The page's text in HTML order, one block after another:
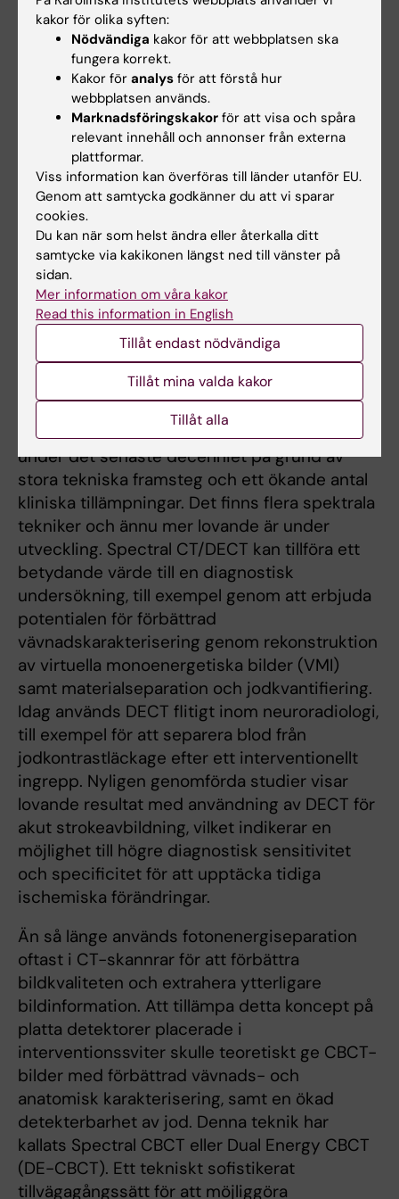
och rekonstruera den resulterande 3D-
volymen. Denna avbildningsteknik är känd
som Cone Beam CT (CBCT) och möjliggör
viktig diagnostisk information, vanligtvis i
samband med ett interventionsförfarande.
Oftast används CBCT för anatomisk
bedömning såsom benmorfologi och
karakterisering av jodkontrastförstärkta
blodkärl, peri- och postprocedurell
information såsom stent/graftplacering, samt
upptäckt av viktiga procedurrelaterade
komplikationer såsom blödning. På grund av
detektorbegränsningar saknar platta
detektorsystem för närvarande möjligheten till
detaljerad vävnadsdiskriminering med låg
kontrast, såsom karaktärisering av
mjukvävnad och hjärnvävnad. Bildtekniker för
att separera fotonenergi (spektral avbildning)
har vuxit fram och fått stor uppmärksamhet
under det senaste decenniet på grund av
stora tekniska framsteg och ett ökande antal
kliniska tillämpningar. Det finns flera spektrala
tekniker och ännu mer lovande är under
utveckling. Spectral CT/DECT kan tillföra ett
betydande värde till en diagnostisk
undersökning, till exempel genom att erbjuda
potentialen för förbättrad
vävnadskarakterisering genom rekonstruktion
av virtuella monoenergetiska bilder (VMI)
samt materialseparation och jodkvantifiering.
Idag används DECT flitigt inom neuroradiologi,
till exempel för att separera blod från
jodkontrastläckage efter ett interventionellt
ingrepp. Nyligen genomförda studier visar
lovande resultat med användning av DECT för
akut strokeavbildning, vilket indikerar en
möjlighet till högre diagnostisk sensitivitet
och specificitet för att upptäcka tidiga
ischemiska förändringar.
Än så länge används fotonenergiseparation
oftast i CT-skannrar för att förbättra
bildkvaliteten och extrahera ytterligare
bildinformation. Att tillämpa detta koncept på
platta detektorer placerade i
interventionssviter skulle teoretiskt ge CBCT-
bilder med förbättrad vävnads- och
anatomisk karakterisering, samt en ökad
detekterbarhet av jod. Denna teknik har
kallats Spectral CBCT eller Dual Energy CBCT
(DE-CBCT). Ett tekniskt sofistikerat
tillvägagångssätt för att möjliggöra
kakor för olika syften:
Nödvändiga kakor för att webbplatsen ska
fungera korrekt.
Kakor för analys för att förstå hur
webbplatsen används.
Marknadsföringskakor för att visa och spåra
relevant innehåll och annonser från externa
plattformar.
Viss information kan överföras till länder utanför EU.
Genom att samtycka godkänner du att vi sparar
cookies.
Du kan när som helst ändra eller återkalla ditt
samtycke via kakikonen längst ned till vänster på
sidan.
Mer information om våra kakor
Read this information in English
Tillåt endast nödvändiga
Tillåt mina valda kakor
Tillåt alla